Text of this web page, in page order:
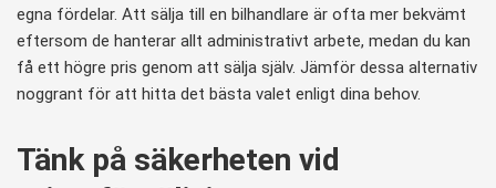
egna fördelar. Att sälja till en bilhandlare är ofta mer bekvämt
eftersom de hanterar allt administrativt arbete, medan du kan
få ett högre pris genom att sälja själv. Jämför dessa alternativ
noggrant för att hitta det bästa valet enligt dina behov.
Tänk på säkerheten vid